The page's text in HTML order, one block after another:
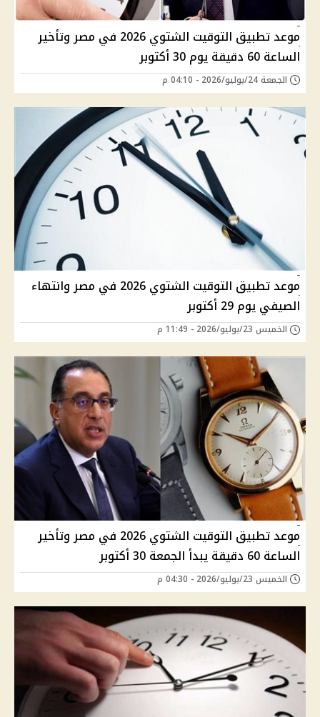
موعد تطبيق التوقيت الشتوي 2026 في مصر وتأخير
الساعة 60 دقيقة يوم 30 أكتوبر
الجمعة 24/يوليو/2026 - 04:10 م
موعد تطبيق التوقيت الشتوي 2026 في مصر وانتهاء
الصيفي يوم 29 أكتوبر
الخميس 23/يوليو/2026 - 11:49 م
موعد تطبيق التوقيت الشتوي 2026 في مصر وتأخير
الساعة 60 دقيقة يبدأ الجمعة 30 أكتوبر
الخميس 23/يوليو/2026 - 04:30 م